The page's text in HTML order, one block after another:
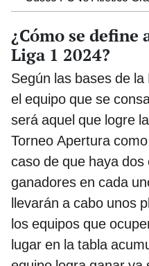
¿Cómo se define
Liga 1 2024?
Según las bases de
el equipo que se
será aquel que logre
Torneo Apertura
caso de que haya
ganadores en cada
llevarán a cabo unos
los equipos que
lugar en la tabla